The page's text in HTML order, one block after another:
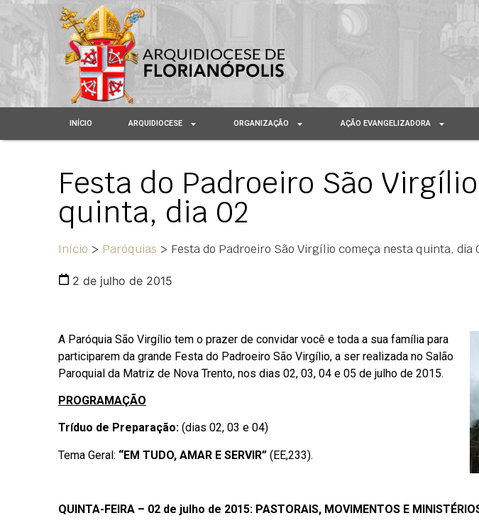
INÍCIO ARQUIDIOCESE ORGANIZAÇÃO AÇÃO EVANGELIZADORA
Festa do Padroeiro São
quinta, dia 02
Início > Paróquias > Festa do Padroeiro São Virgílio começa nesta quinta, dia
2 de julho de 2015
A Paróquia São Virgílio tem o prazer de convidar você e toda a sua família para
participarem da grande Festa do Padroeiro São Virgílio, a ser realizada no Salão
Paroquial da Matriz de Nova Trento, nos dias 02, 03, 04 e 05 de julho de 2015.
PROGRAMAÇÃO
Tríduo de Preparação: (dias 02, 03 e 04)
Tema Geral: “EM TUDO, AMAR E SERVIR” (EE,233).
QUINTA-FEIRA – 02 de julho de 2015: PASTORAIS, MOVIMENTOS E